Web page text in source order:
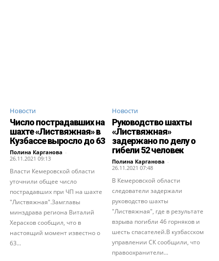
Новости
Число пострадавших на
шахте «Листвяжная» в
Кузбассе выросло до 63
Полина Карганова -
26.11.2021 09:13
Власти Кемеровской области
уточнили общее число
пострадавших при ЧП на шахте
"Листвяжная".Замглавы
минздрава региона Виталий
Херасков сообщил, что в
настоящий момент известно о
63...
Новости
Руководство шахты
«Листвяжная»
задержано по делу о
гибели 52 человек
Полина Карганова -
26.11.2021 07:48
В Кемеровской области
следователи задержали
руководство шахты
"Листвяжная", где в результате
взрыва погибли 46 горняков и
шесть спасателей.В кузбасском
управлении СК сообщили, что
правоохранители...